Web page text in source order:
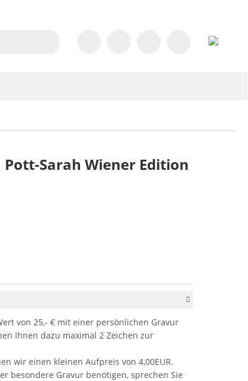
Sarah Wiener Edition
von 25,- € mit einer persönlichen Gravur
Ihnen dazu maximal 2 Zeichen zur
wir einen kleinen Aufpreis von 4,00EUR.
besondere Gravur benötigen, sprechen Sie